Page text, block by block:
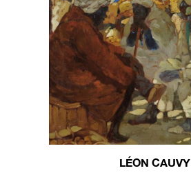
LÉON CAUVY